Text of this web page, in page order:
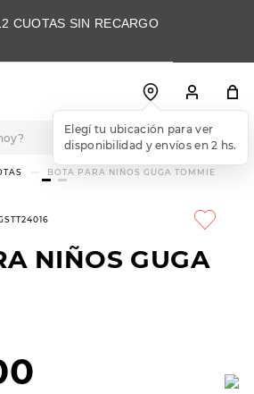
CUOTAS SIN RECARGO
BOTA PARA NIÑOS GUGA TOMMIE
NIÑOS GUGA
TÉRMINOS MÁS
BUSCADOS
.